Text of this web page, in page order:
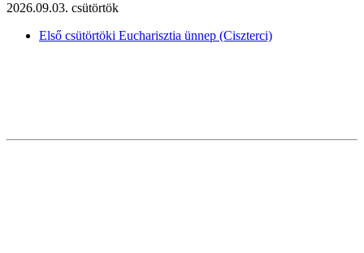
2026.09.03. csütörtök
Első csütörtöki Eucharisztia ünnep (Ciszterci)